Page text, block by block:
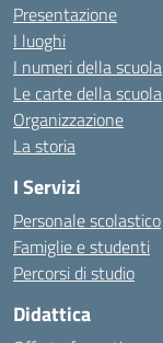
Presentazione
I luoghi
I numeri della scuola
Le carte della scuola
Organizzazione
La storia
I Servizi
Personale scolastico
Famiglie e studenti
Percorsi di studio
Didattica